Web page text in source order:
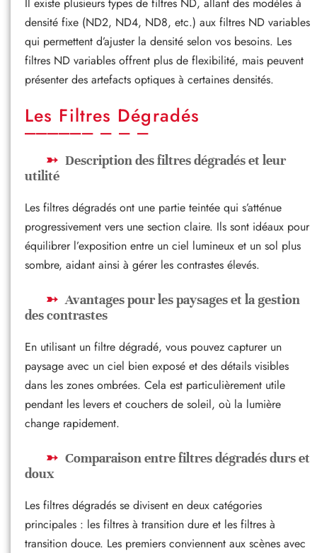
densité fixe (ND2, ND4, ND8, etc.) aux filtres ND variables
qui permettent d’ajuster la densité selon vos besoins. Les
filtres ND variables offrent plus de flexibilité, mais peuvent
présenter des artefacts optiques à certaines densités.
Les Filtres Dégradés
Description des filtres dégradés et leur
utilité
Les filtres dégradés ont une partie teintée qui s’atténue
progressivement vers une section claire. Ils sont idéaux pour
équilibrer l’exposition entre un ciel lumineux et un sol plus
sombre, aidant ainsi à gérer les contrastes élevés.
Avantages pour les paysages et la gestion
des contrastes
En utilisant un filtre dégradé, vous pouvez capturer un
paysage avec un ciel bien exposé et des détails visibles
dans les zones ombrées. Cela est particulièrement utile
pendant les levers et couchers de soleil, où la lumière
change rapidement.
Comparaison entre filtres dégradés durs et
doux
Les filtres dégradés se divisent en deux catégories
principales : les filtres à transition dure et les filtres à
transition douce. Les premiers conviennent aux scènes avec